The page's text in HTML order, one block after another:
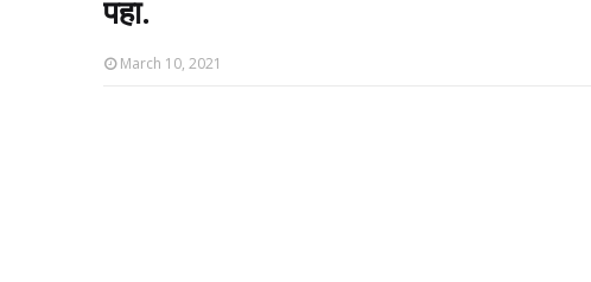
पहा.
March 10, 2021